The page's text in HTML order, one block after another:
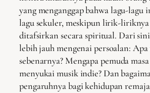
yang menganggap bahwa lagu-lagu
lagu sekuler, meskipun lirik-
ditafsirkan secara spiritual. Dari
lebih jauh mengenai persoalan:
sebenarnya? Mengapa pemuda
menyukai musik indie? Dan
pengaruhnya bagi kehidupan